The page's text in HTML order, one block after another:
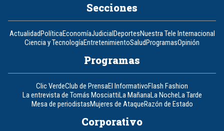
Secciones
ActualidadPolíticaEconomíaJudicialDeportesNuestra Tele Internacional
Ciencia y TecnologíaEntretenimientoSaludProgramasOpinión
Programas
Clic VerdeClub de PrensaEl InformativoFlash Fashion
La entrevista de Tomás MosciattiLa MañanaLa NocheLa Tarde
Mesa de periodistasMujeres de AtaqueRazón de Estado
Corporativo